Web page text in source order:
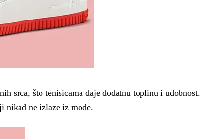
srca, što tenisicama daje dodatnu toplinu i udobnost.
nikad ne izlaze iz mode.